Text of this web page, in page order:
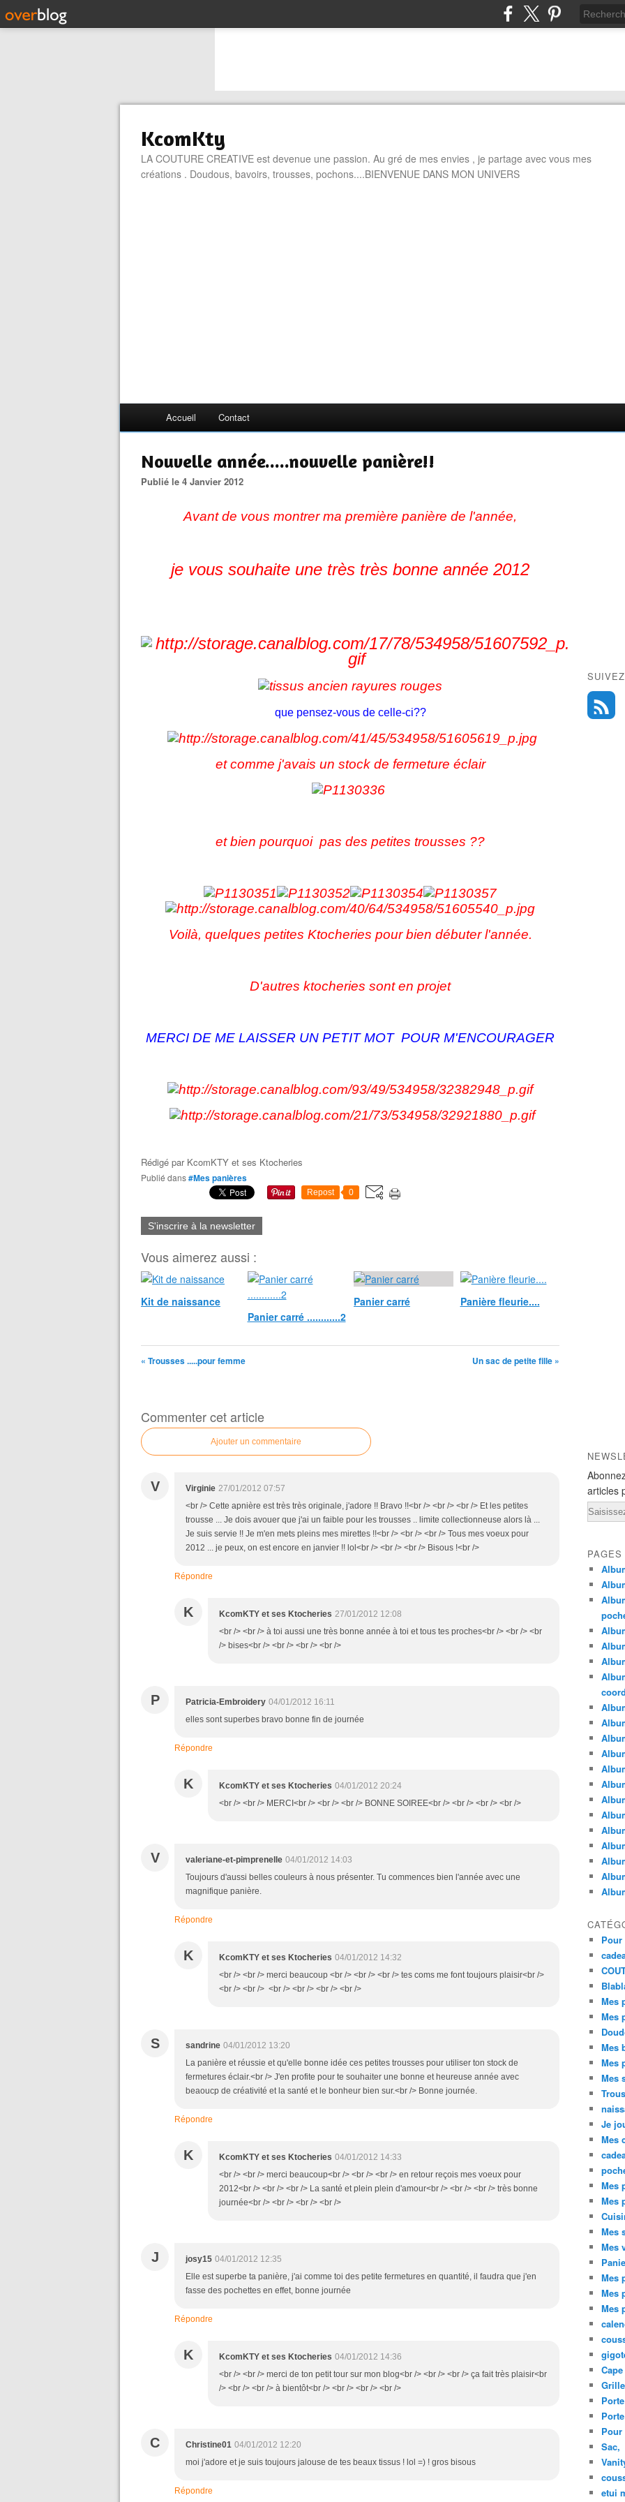
KcomKty
LA COUTURE CREATIVE est devenue une passion. Au gré de mes envies , je partage avec vous mes
créations . Doudous, bavoirs, trousses, pochons....BIENVENUE DANS MON UNIVERS
Accueil Contact
Nouvelle année.....nouvelle panière!!
Publié le 4 Janvier 2012
Avant de vous montrer ma première panière de l'année,
je vous souhaite une très très bonne année 2012
que pensez-vous de celle-ci??
et comme j'avais un stock de fermeture éclair
et bien pourquoi pas des petites trousses ??
Voilà, quelques petites Ktocheries pour bien débuter l'année.
D'autres ktocheries sont en projet
MERCI DE ME LAISSER UN PETIT MOT POUR M'ENCOURAGER
Rédigé par KcomKTY et ses Ktocheries
Publié dans#Mes panières
Repost 0
S'inscrire à la newsletter
Vous aimerez aussi :
Kit de naissance
Panier carré ............2
Panier carré Panière fleurie....
« Trousses .....pour femme Un sac de petite fille »
Commenter cet article
Ajouter un commentaire
V Virginie 27/01/2012 07:57
<br /> Cette apnière est très très originale, j'adore !! Bravo !!<br /> <br /> <br /> Et les petites
trousse ... Je dois avouer que j'ai un faible pour les trousses .. limite collectionneuse alors là ...
Je suis servie !! Je m'en mets pleins mes mirettes !!<br /> <br /> <br /> Tous mes voeux pour
2012 ... je peux, on est encore en janvier !! lol<br /> <br /> <br /> Bisous !<br />
Répondre
K KcomKTY et ses Ktocheries 27/01/2012 12:08
<br /> <br /> à toi aussi une très bonne année à toi et tous tes proches<br /> <br /> <br
/> bises<br /> <br /> <br /> <br />
P Patricia-Embroidery 04/01/2012 16:11
elles sont superbes bravo bonne fin de journée
Répondre
K KcomKTY et ses Ktocheries 04/01/2012 20:24
<br /> <br /> MERCI<br /> <br /> <br /> BONNE SOIREE<br /> <br /> <br /> <br />
V valeriane-et-pimprenelle 04/01/2012 14:03
Toujours d'aussi belles couleurs à nous présenter. Tu commences bien l'année avec une
magnifique panière.
Répondre
K KcomKTY et ses Ktocheries 04/01/2012 14:32
<br /> <br /> merci beaucoup <br /> <br /> <br /> tes coms me font toujours plaisir<br />
<br /> <br /> <br /> <br /> <br /> <br />
S sandrine 04/01/2012 13:20
La panière et réussie et qu'elle bonne idée ces petites trousses pour utiliser ton stock de
fermetures éclair.<br /> J'en profite pour te souhaiter une bonne et heureuse année avec
beaoucp de créativité et la santé et le bonheur bien sur.<br /> Bonne journée.
Répondre
K KcomKTY et ses Ktocheries 04/01/2012 14:33
<br /> <br /> merci beaucoup<br /> <br /> <br /> en retour reçois mes voeux pour
2012<br /> <br /> <br /> La santé et plein plein d'amour<br /> <br /> <br /> très bonne
journée<br /> <br /> <br /> <br />
J josy15 04/01/2012 12:35
Elle est superbe ta panière, j'ai comme toi des petite fermetures en quantité, il faudra que j'en
fasse des pochettes en effet, bonne journée
Répondre
K KcomKTY et ses Ktocheries 04/01/2012 14:36
<br /> <br /> merci de ton petit tour sur mon blog<br /> <br /> <br /> ça fait très plaisir<br
/> <br /> <br /> à bientôt<br /> <br /> <br /> <br />
C Christine01 04/01/2012 12:20
moi j'adore et je suis toujours jalouse de tes beaux tissus ! lol =) ! gros bisous
Répondre
articles
Email
PAGES
Mes
Mes
Mes
Mes
Mes
Je
Mes
Mes
Mes
Mes
Mes
Mes
Mes
Mes
Sac,
etui